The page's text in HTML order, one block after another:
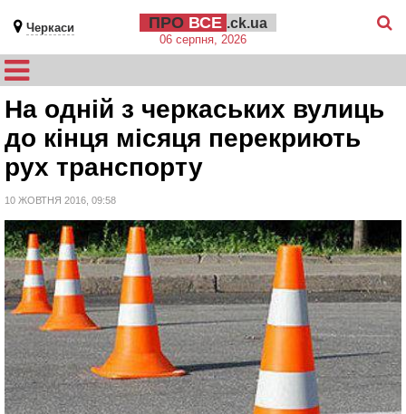
Черкаси ПРО ВСЕ .ck.ua
06 серпня, 2026
На одній з черкаських вулиць
до кінця місяця перекриють
рух транспорту
10 ЖОВТНЯ 2016, 09:58